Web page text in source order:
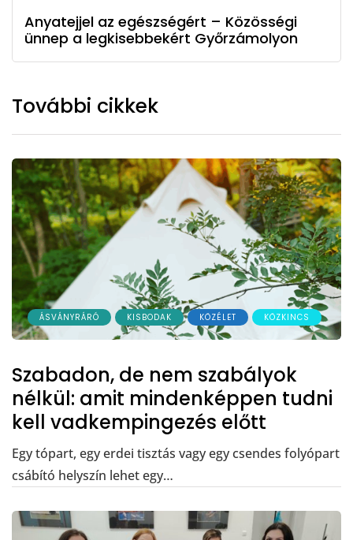
Anyatejjel az egészségért – Közösségi
ünnep a legkisebbekért Győrzámolyon
További cikkek
ÁSVÁNYRÁRÓ KISBODAK KÖZÉLET KÖZKINCS
Szabadon, de nem szabályok
nélkül: amit mindenképpen tudni
kell vadkempingezés előtt
Egy tópart, egy erdei tisztás vagy egy csendes folyópart
csábító helyszín lehet egy…